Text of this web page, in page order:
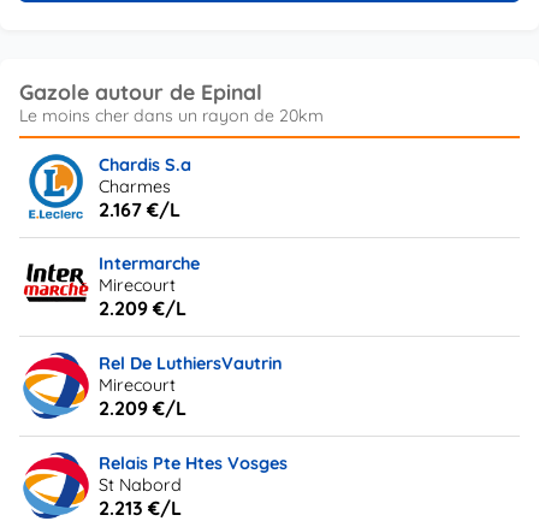
Gazole autour de Epinal
Chardis S.a
Charmes
2.167 €/L
Intermarche
Mirecourt
2.209 €/L
Rel De LuthiersVautrin
Mirecourt
2.209 €/L
Relais Pte Htes Vosges
St Nabord
2.213 €/L